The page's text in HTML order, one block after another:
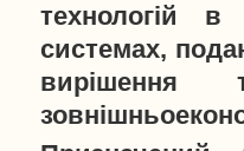
технологій в
системах,
вирішення